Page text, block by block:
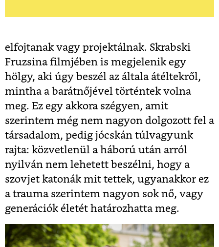
elfojtanak vagy projektálnak. Skrabski
Fruzsina filmjében is megjelenik egy
hölgy, aki úgy beszél az általa átéltekről,
mintha a barátnőjével történtek volna
meg. Ez egy akkora szégyen, amit
szerintem még nem nagyon dolgozott fel a
társadalom, pedig jócskán túlvagyunk
rajta: közvetlenül a háború után arról
nyilván nem lehetett beszélni, hogy a
szovjet katonák mit tettek, ugyanakkor ez
a trauma szerintem nagyon sok nő, vagy
generációk életét határozhatta meg.